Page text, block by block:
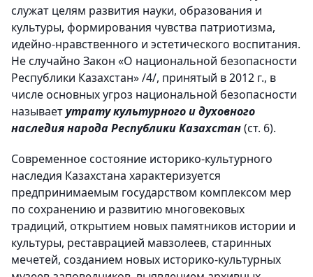
служат целям развития науки, образования и
культуры, формирования чувства патриотизма,
идейно-нравственного и эстетического воспитания.
Не случайно Закон «О национальной безопасности
Республики Казахстан» /4/, принятый в 2012 г., в
числе основных угроз национальной безопасности
называетутрату культурного и духовного
наследия народа Республики Казахстан(ст. 6).
Современное состояние историко-культурного
наследия Казахстана характеризуется
предпринимаемым государством комплексом мер
по сохранению и развитию многовековых
традиций, открытием новых памятников истории и
культуры, реставрацией мавзолеев, старинных
мечетей, созданием новых историко-культурных